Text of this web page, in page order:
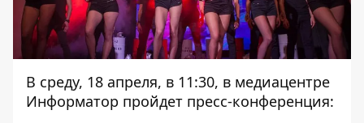
В среду, 18 апреля, в 11:30, в медиацентре
Информатор пройдет пресс-конференция: